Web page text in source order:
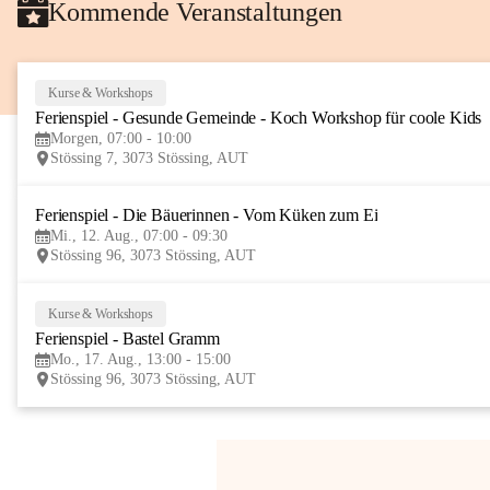
Kommende Veranstaltungen
Kurse & Workshops
Ferienspiel - Gesunde Gemeinde - Koch Workshop für coole Kids
Morgen, 07:00 - 10:00
Stössing 7, 3073 Stössing, AUT
Ferienspiel - Die Bäuerinnen - Vom Küken zum Ei
Mi., 12. Aug., 07:00 - 09:30
Stössing 96, 3073 Stössing, AUT
Kurse & Workshops
Ferienspiel - Bastel Gramm
Mo., 17. Aug., 13:00 - 15:00
Stössing 96, 3073 Stössing, AUT